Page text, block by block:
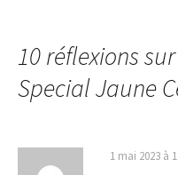
articles
10 réflexions sur
Special Jaune
1 mai 2023 à